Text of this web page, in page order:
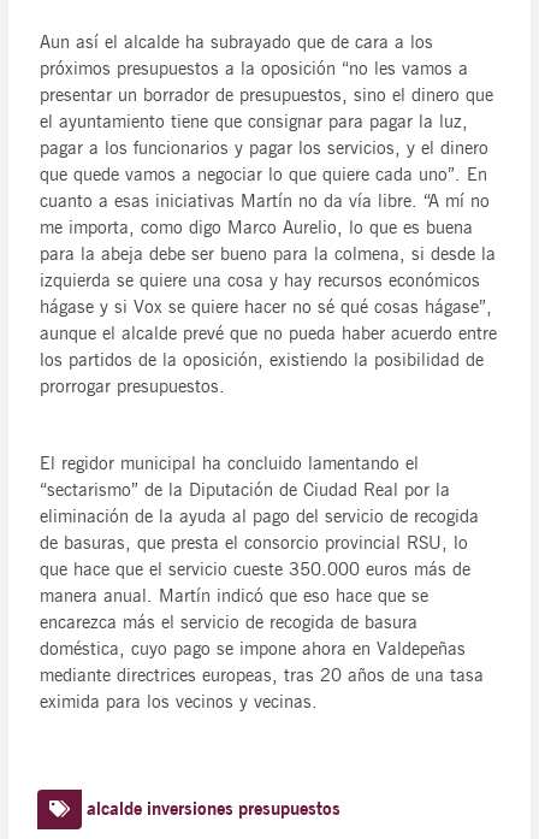
Aun así el alcalde ha subrayado que de cara a los
próximos presupuestos a la oposición “no les vamos a
presentar un borrador de presupuestos, sino el dinero que
el ayuntamiento tiene que consignar para pagar la luz,
pagar a los funcionarios y pagar los servicios, y el dinero
que quede vamos a negociar lo que quiere cada uno”. En
cuanto a esas iniciativas Martín no da vía libre. “A mí no
me importa, como digo Marco Aurelio, lo que es buena
para la abeja debe ser bueno para la colmena, si desde la
izquierda se quiere una cosa y hay recursos económicos
hágase y si Vox se quiere hacer no sé qué cosas hágase”,
aunque el alcalde prevé que no pueda haber acuerdo entre
los partidos de la oposición, existiendo la posibilidad de
prorrogar presupuestos.
El regidor municipal ha concluido lamentando el
“sectarismo” de la Diputación de Ciudad Real por la
eliminación de la ayuda al pago del servicio de recogida
de basuras, que presta el consorcio provincial RSU, lo
que hace que el servicio cueste 350.000 euros más de
manera anual. Martín indicó que eso hace que se
encarezca más el servicio de recogida de basura
doméstica, cuyo pago se impone ahora en Valdepeñas
mediante directrices europeas, tras 20 años de una tasa
eximida para los vecinos y vecinas.
alcalde inversiones presupuestos